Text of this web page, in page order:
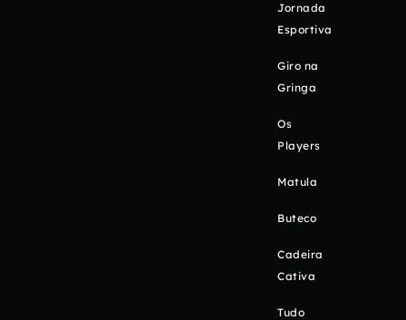
Jornada
Esportiva
Giro na
Gringa
Os
Players
Matula
Buteco
Cadeira
Cativa
Tudo